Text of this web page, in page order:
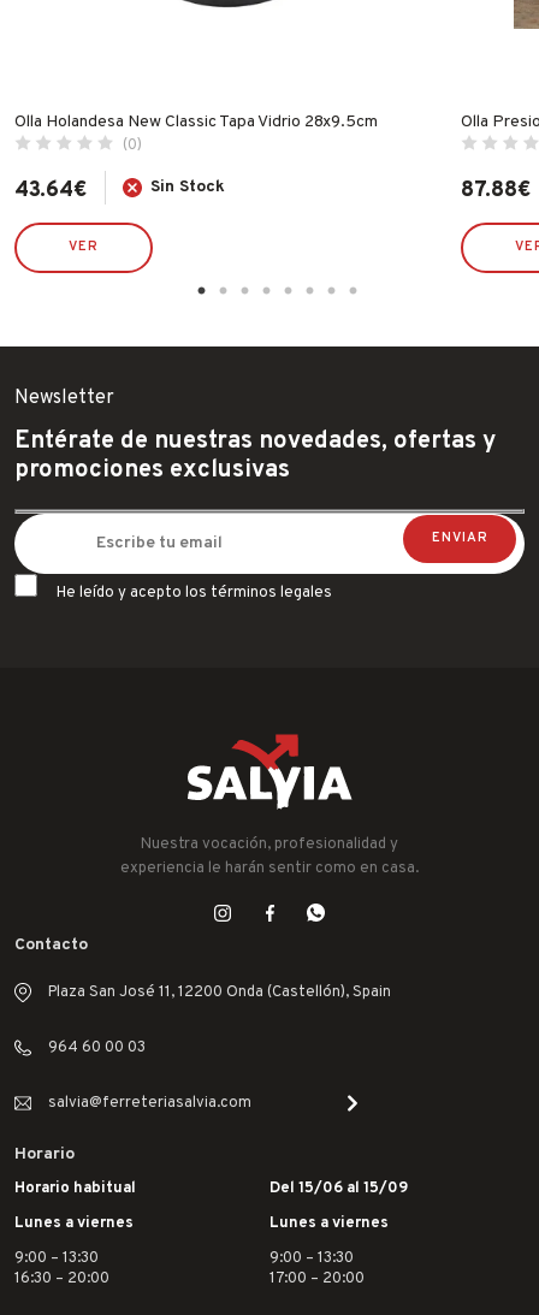
Olla Holandesa New Classic Tapa Vidrio 28x9.5cm
(0)
43.64€ Sin Stock
VER
Olla
87.88€
Newsletter
Entérate de nuestras novedades, ofertas y
promociones exclusivas
He leído y acepto los términos legales
Nuestra vocación, profesionalidad y
experiencia le harán sentir como en casa.
Contacto
Plaza San José 11, 12200 Onda (Castellón), Spain
964 60 00 03
salvia@ferreteriasalvia.com
Horario
Horario habitual
Lunes a viernes
9:00 – 13:30
16:30 – 20:00
Del 15/06 al 15/09
Lunes a viernes
9:00 – 13:30
17:00 – 20:00